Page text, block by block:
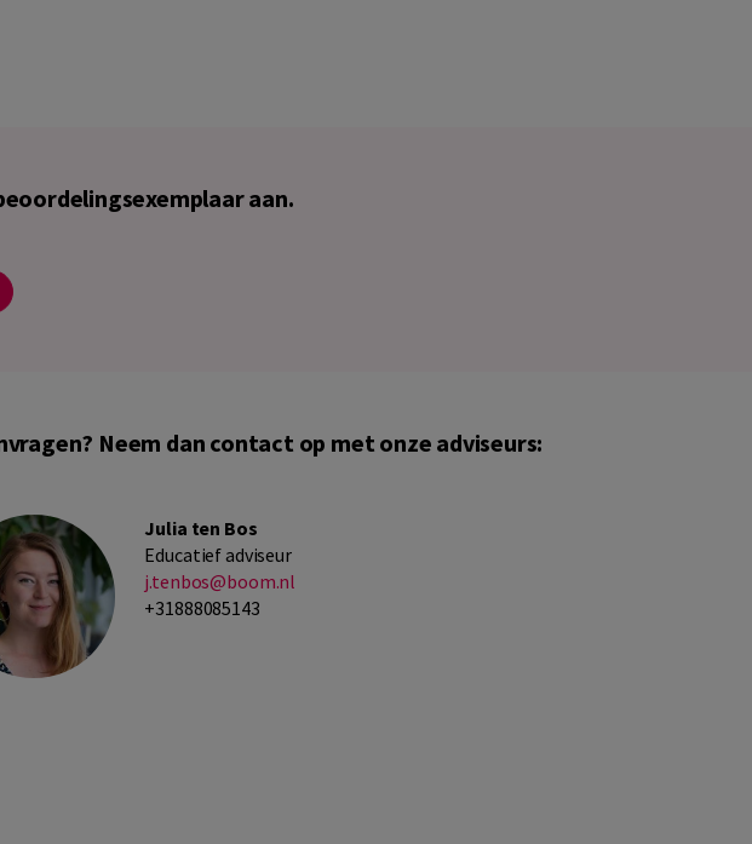
aan.
Neem dan contact op met onze adviseurs:
Julia ten Bos
Educatief adviseur
j.tenbos@boom.nl
+31888085143